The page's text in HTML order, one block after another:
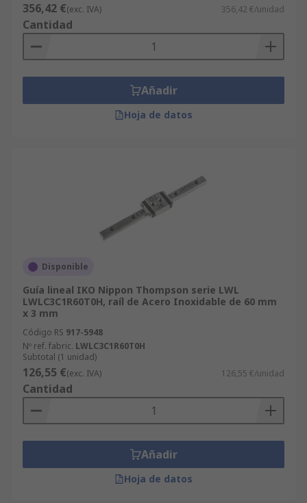
356,42 €(exc. IVA) 356,42 €/unidad
Cantidad
Añadir
Hoja de datos
Disponible
Guía lineal IKO Nippon Thompson serie LWL
LWLC3C1R60T0H, raíl de Acero Inoxidable de 60 mm
x 3 mm
Código RS 917-5948
Nº ref. fabric. LWLC3C1R60T0H
Subtotal (1 unidad)
126,55 €(exc. IVA) 126,55 €/unidad
Cantidad
Añadir
Hoja de datos